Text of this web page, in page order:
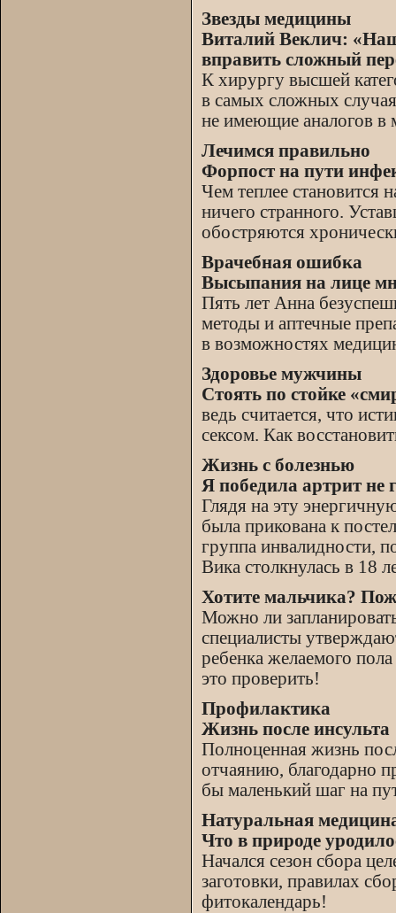
Звезды медицины
Виталий Веклич: «Наш
вправить сложный
К хирургу высшей
в самых сложных
не имеющие аналогов в
Лечимся правильно
Форпост на пути
Чем теплее становится
ничего странного.
обостряются
Врачебная ошибка
Высыпания на лице
Пять лет Анна
методы и аптечные
в возможностях
Здоровье мужчины
Стоять по стойке
ведь считается, что
сексом. Как
Жизнь с болезнью
Я победила артрит
Глядя на эту
была прикована к
группа инвалидности,
Вика столкнулась в 18
Хотите мальчика?
Можно ли
специалисты
ребенка желаемого
это проверить!
Профилактика
Жизнь после инсульта
Полноценная жизнь
отчаянию, благодарно
бы маленький шаг на
Натуральная
Что в природе
Начался сезон сбора
заготовки, правилах
фитокалендарь!